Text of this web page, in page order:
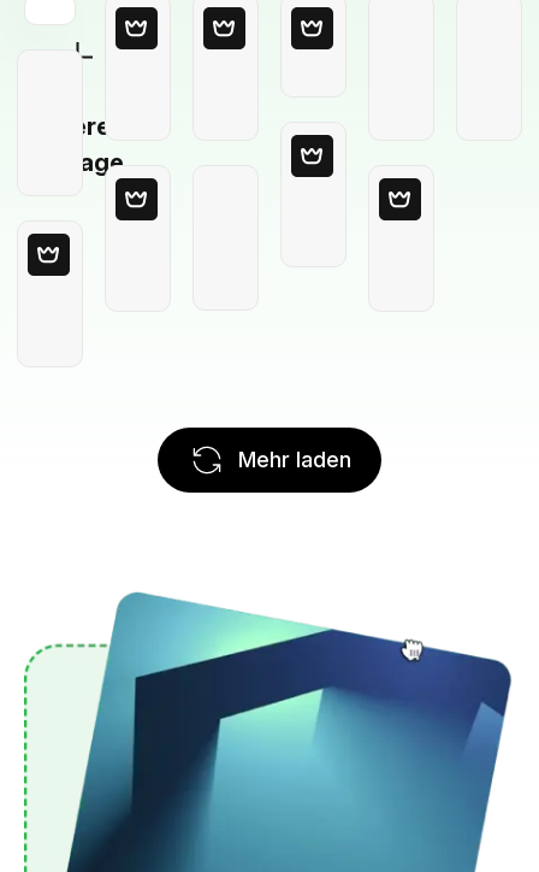
Leere
Vorlage
Mehr laden